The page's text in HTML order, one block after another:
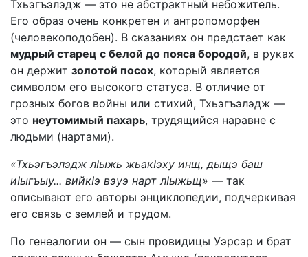
Тхьэгъэлэдж — это не абстрактный небожитель.
Его образ очень конкретен и антропоморфен
(человекоподобен). В сказаниях он предстает как
мудрый старец с белой до пояса бородой, в руках
он держит золотой посох, который является
символом его высокого статуса. В отличие от
грозных богов войны или стихий, Тхьэгъэлэдж —
это неутомимый пахарь, трудящийся наравне с
людьми (нартами).
«Тхьэгъэлэдж лIыжь жьакIэху инщ, дыщэ баш
иIыгъыу... вийкIэ вэуэ нарт лIыжьщ» — так
описывают его авторы энциклопедии, подчеркивая
его связь с землей и трудом.
По генеалогии он — сын провидицы Уэрсэр и брат